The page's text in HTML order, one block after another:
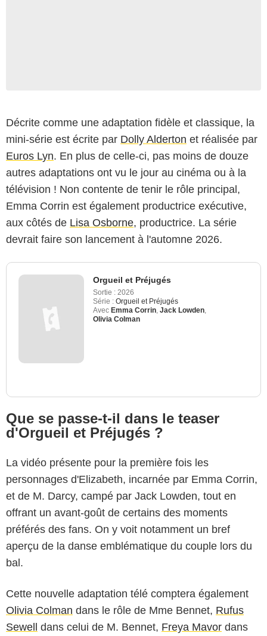
Décrite comme une adaptation fidèle et classique, la
mini-série est écrite par Dolly Alderton et réalisée par
Euros Lyn. En plus de celle-ci, pas moins de douze
autres adaptations ont vu le jour au cinéma ou à la
télévision ! Non contente de tenir le rôle principal,
Emma Corrin est également productrice exécutive,
aux côtés de Lisa Osborne, productrice. La série
devrait faire son lancement à l'automne 2026.
Orgueil et Préjugés
Sortie : 2026
Série : Orgueil et Préjugés
Avec Emma Corrin Jack Lowden
Olivia Colman
Que se passe-t-il dans le teaser
d'Orgueil et Préjugés ?
La vidéo présente pour la première fois les
personnages d'Elizabeth, incarnée par Emma Corrin,
et de M. Darcy, campé par Jack Lowden, tout en
offrant un avant-goût de certains des moments
préférés des fans. On y voit notamment un bref
aperçu de la danse emblématique du couple lors du
bal.
Cette nouvelle adaptation télé comptera également
Olivia Colman dans le rôle de Mme Bennet, Rufus
Sewell dans celui de M. Bennet, Freya Mavor dans